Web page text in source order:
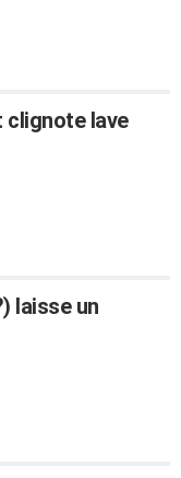
clignote lave
laisse un